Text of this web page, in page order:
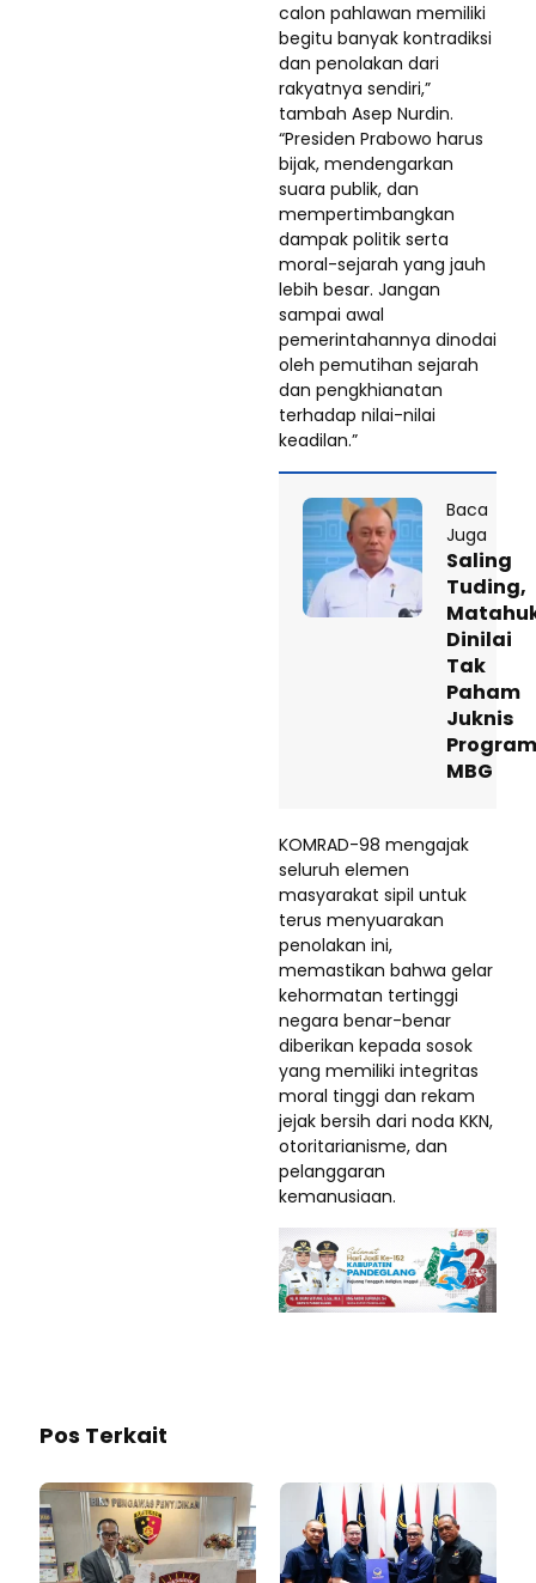
calon pahlawan memiliki
begitu banyak kontradiksi
dan penolakan dari
rakyatnya sendiri,”
tambah Asep Nurdin.
“Presiden Prabowo harus
bijak, mendengarkan
suara publik, dan
mempertimbangkan
dampak politik serta
moral-sejarah yang jauh
lebih besar. Jangan
sampai awal
pemerintahannya dinodai
oleh pemutihan sejarah
dan pengkhianatan
terhadap nilai-nilai
keadilan.”
Baca
Juga
Saling
Tuding,
Dinilai
Tak
Paham
Juknis
Program
MBG
KOMRAD-98 mengajak
seluruh elemen
masyarakat sipil untuk
terus menyuarakan
penolakan ini,
memastikan bahwa gelar
kehormatan tertinggi
negara benar-benar
diberikan kepada sosok
yang memiliki integritas
moral tinggi dan rekam
jejak bersih dari noda KKN,
otoritarianisme, dan
pelanggaran
kemanusiaan.
Pos Terkait